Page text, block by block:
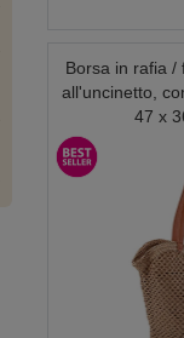
Borsa in rafia /
all'uncinetto,
47 x